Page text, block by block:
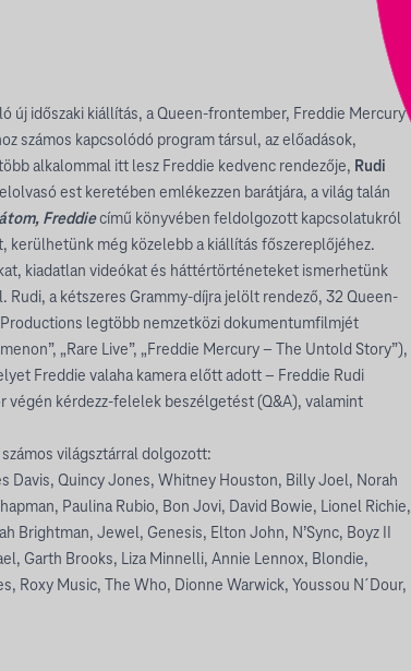
új időszaki kiállítás, a Queen-frontember, Freddie Mercury
számos kapcsolódó program társul, az előadások,
alkalommal itt lesz Freddie kedvenc rendezője, Rudi
est keretében emlékezzen barátjára, a világ talán
Freddiecímű könyvében feldolgozott kapcsolatukról
kerülhetünk még közelebb a kiállítás főszereplőjéhez.
kiadatlan videókat és háttértörténeteket ismerhetünk
Rudi, a kétszeres Grammy-díjra jelölt rendező, 32 Queen-
legtöbb nemzetközi dokumentumfilmjét
„Rare Live”, „Freddie Mercury – The Untold Story”),
Freddie valaha kamera előtt adott – Freddie Rudi
végén kérdezz-felelek beszélgetést (Q&A), valamint
világsztárral dolgozott:
Davis, Quincy Jones, Whitney Houston, Billy Joel, Norah
Paulina Rubio, Bon Jovi, David Bowie, Lionel Richie,
Brightman, Jewel, Genesis, Elton John, N’Sync, Boyz II
Garth Brooks, Liza Minnelli, Annie Lennox, Blondie,
Roxy Music, The Who, Dionne Warwick, Youssou N´Dour,